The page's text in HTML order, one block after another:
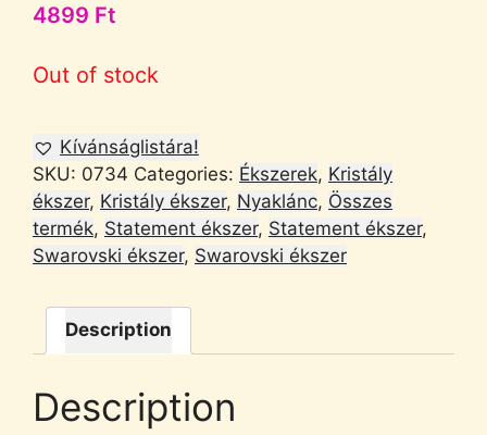
4899 Ft
Out of stock
Kívánságlistára!
SKU: 0734 Categories: Ékszerek, Kristály
ékszer, Kristály ékszer, Nyaklánc, Összes
termék, Statement ékszer, Statement ékszer,
Swarovski ékszer, Swarovski ékszer
Description
Description